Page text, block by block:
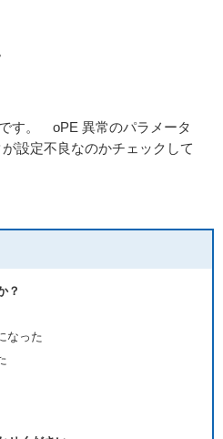
す。 oPE 異常のパラメータ
設定不良なのかチェックして
？
なった